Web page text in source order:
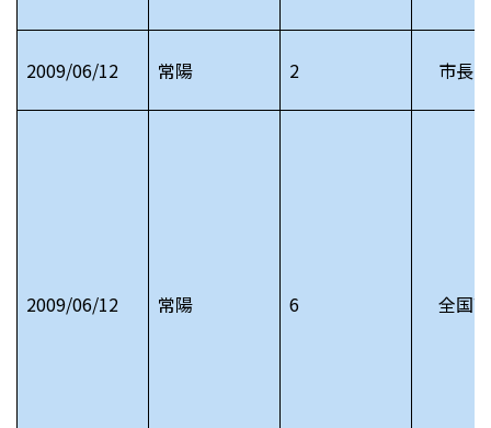
2009/06/12 常陽 2 市長
2009/06/12 常陽 6 全国